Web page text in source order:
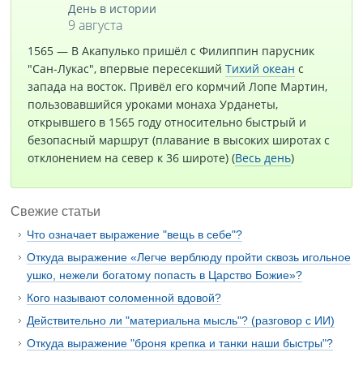
День в истории
9 августа
1565 — В Акапулько пришёл с Филиппин парусник
"Сан-Лукас", впервые пересекшийТихий океан с
запада на восток. Привёл его кормчий Лопе Мартин,
пользовавшийся уроками монаха Урданеты,
открывшего в 1565 году относительно быстрый и
безопасный маршрут (плавание в высоких широтах с
отклонением на север к 36 широте) (Весь день)
Свежие статьи
Что означает выражение "вещь в себе"?
Откуда выражение «Легче верблюду пройти сквозь игольное
ушко, нежели богатому попасть в Царство Божие»?
Кого называют соломенной вдовой?
Действительно ли "материальна мысль"? (разговор с ИИ)
Откуда выражение "броня крепка и танки наши быстры"?